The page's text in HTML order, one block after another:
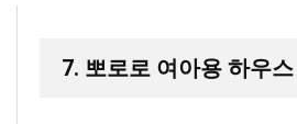
7. 뽀로로 여아용 하우